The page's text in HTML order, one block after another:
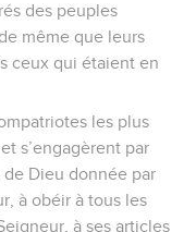
des peuples
même que leurs
ceux qui étaient en
les plus
s’engagèrent par
Dieu donnée par
à obéir à tous les
à ses articles